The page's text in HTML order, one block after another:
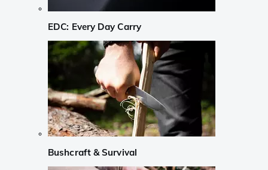
EDC: Every Day Carry
Bushcraft & Survival